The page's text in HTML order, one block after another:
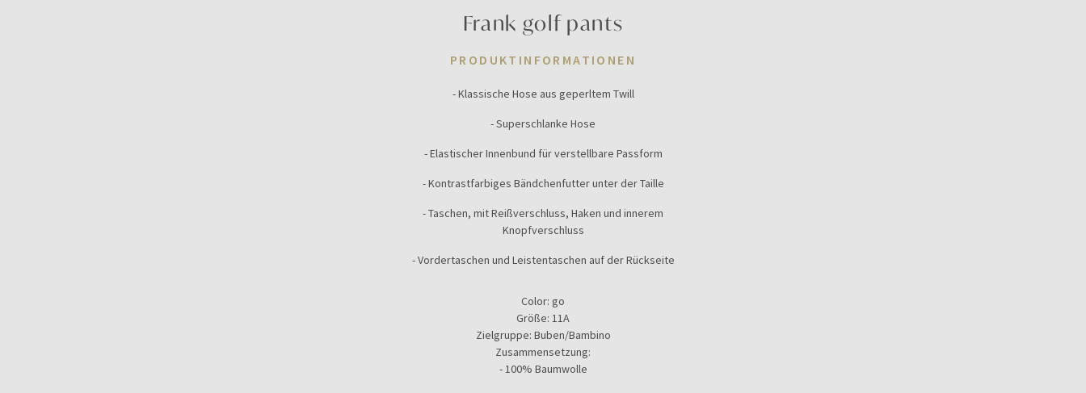
Frank golf pants
PRODUKTINFORMATIONEN
- Klassische Hose aus geperltem Twill
- Superschlanke Hose
- Elastischer Innenbund für verstellbare Passform
- Kontrastfarbiges Bändchenfutter unter der Taille
- Taschen, mit Reißverschluss, Haken und innerem
Knopfverschluss
- Vordertaschen und Leistentaschen auf der Rückseite
Color: go
Größe: 11A
Zielgruppe: Buben/Bambino
Zusammensetzung:
- 100% Baumwolle